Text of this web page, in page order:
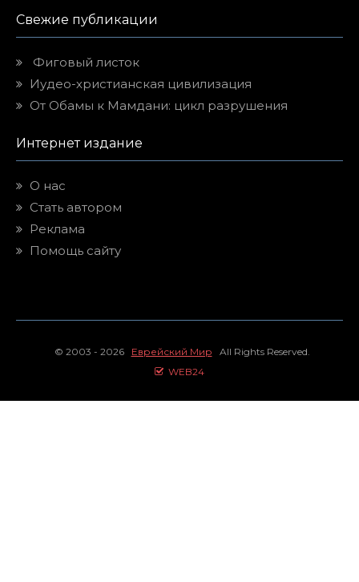
Свежие публикации
Фиговый листок
Иудео-христианская цивилизация
От Обамы к Мамдани: цикл разрушения
Интернет издание
О нас
Стать автором
Реклама
Помощь сайту
© 2003 - 2026 Еврейский Мир All Rights Reserved.
WEB24